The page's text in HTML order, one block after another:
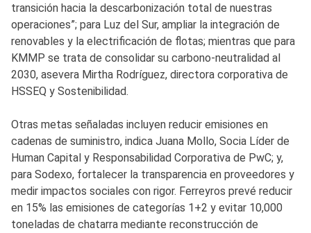
transición hacia la descarbonización total de nuestras
operaciones”; para Luz del Sur, ampliar la integración de
renovables y la electrificación de flotas; mientras que para
KMMP se trata de consolidar su carbono-neutralidad al
2030, asevera Mirtha Rodríguez, directora corporativa de
HSSEQ y Sostenibilidad.
Otras metas señaladas incluyen reducir emisiones en
cadenas de suministro, indica Juana Mollo, Socia Líder de
Human Capital y Responsabilidad Corporativa de PwC; y,
para Sodexo, fortalecer la transparencia en proveedores y
medir impactos sociales con rigor. Ferreyros prevé reducir
en 15% las emisiones de categorías 1+2 y evitar 10,000
toneladas de chatarra mediante reconstrucción de